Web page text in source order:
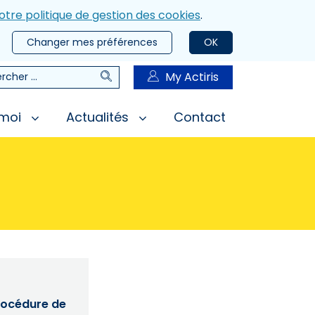
politique de gestion des cookies.
OK
Changer mes préférences
RechercherMy Actiris
Actualités Contact
de